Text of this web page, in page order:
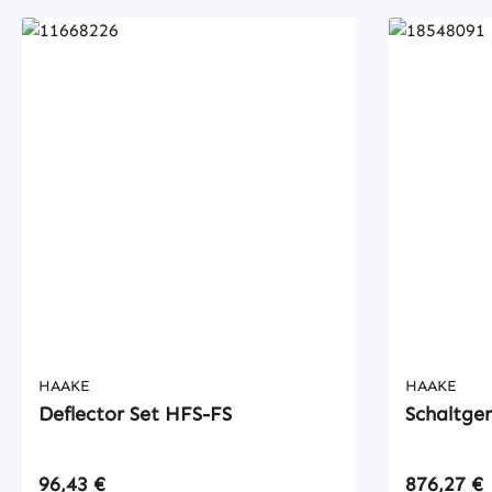
HAAKE
Deflector Set HFS-FS
Regulärer Preis:
96,43 €
HAAKE
Regulärer
876,27 €